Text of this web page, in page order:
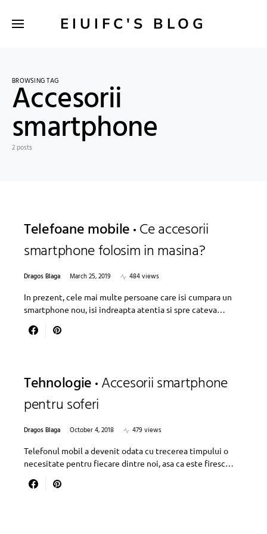
EIUIFC'S BLOG
BROWSING TAG
Accesorii
smartphone
2 posts
Telefoane mobile Ce accesorii
smartphone folosim in masina?
Dragos Blaga March 25, 2019
484 views
In prezent, cele mai multe persoane care isi cumpara un
smartphone nou, isi indreapta atentia si spre cateva…
Tehnologie Accesorii smartphone
pentru soferi
Dragos Blaga October 4, 2018
479 views
Telefonul mobil a devenit odata cu trecerea timpului o
necesitate pentru fiecare dintre noi, asa ca este firesc…